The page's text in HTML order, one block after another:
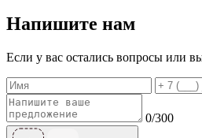
Напишите нам
Если у вас остались вопросы или
Имя
Телефон
0/300